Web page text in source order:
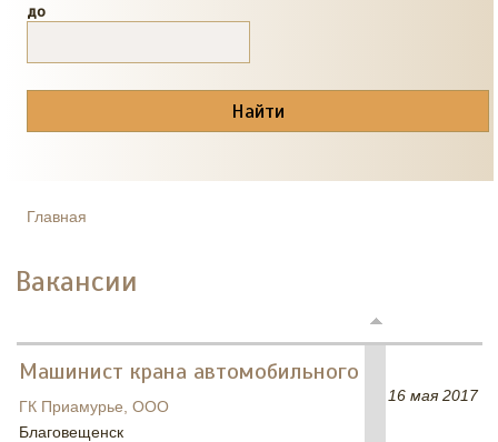
до
ВЫ ЗДЕСЬ
Главная
Вакансии
Машинист крана автомобильного
ГК Приамурье, ООО
Благовещенск
16 мая 2017